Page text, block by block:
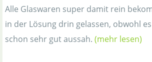
Alle Glaswaren super damit rein
in der Lösung drin gelassen, obwohl
schon sehr gut aussah. (mehr lesen)